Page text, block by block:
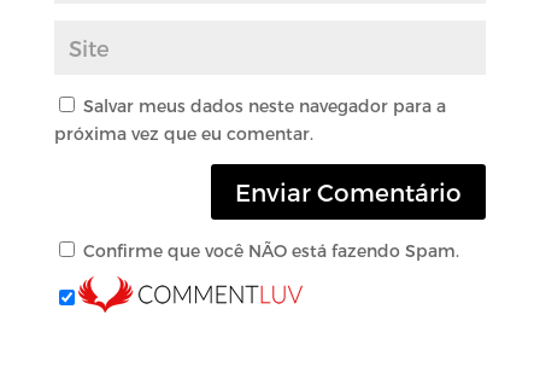
Salvar meus dados neste navegador para a
próxima vez que eu comentar.
Confirme que você NÃO está fazendo Spam.